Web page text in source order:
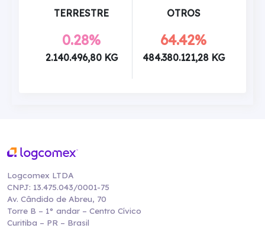
TERRESTRE
0.28%
2.140.496,80 KG
OTROS
64.42%
484.380.121,28 KG
Logcomex LTDA
CNPJ: 13.475.043/0001-75
Av. Cândido de Abreu, 70
Torre B – 1° andar – Centro Cívico
Curitiba – PR – Brasil